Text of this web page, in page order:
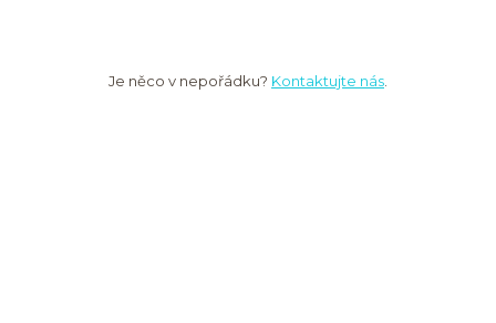
Je něco v nepořádku? Kontaktujte nás